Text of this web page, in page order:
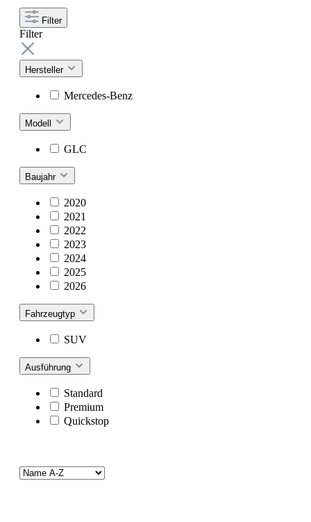
Filter
Filter
Hersteller
Mercedes-Benz
Modell
GLC
Baujahr
2020
2021
2022
2023
2024
2025
2026
Fahrzeugtyp
SUV
Ausführung
Standard
Premium
Quickstop